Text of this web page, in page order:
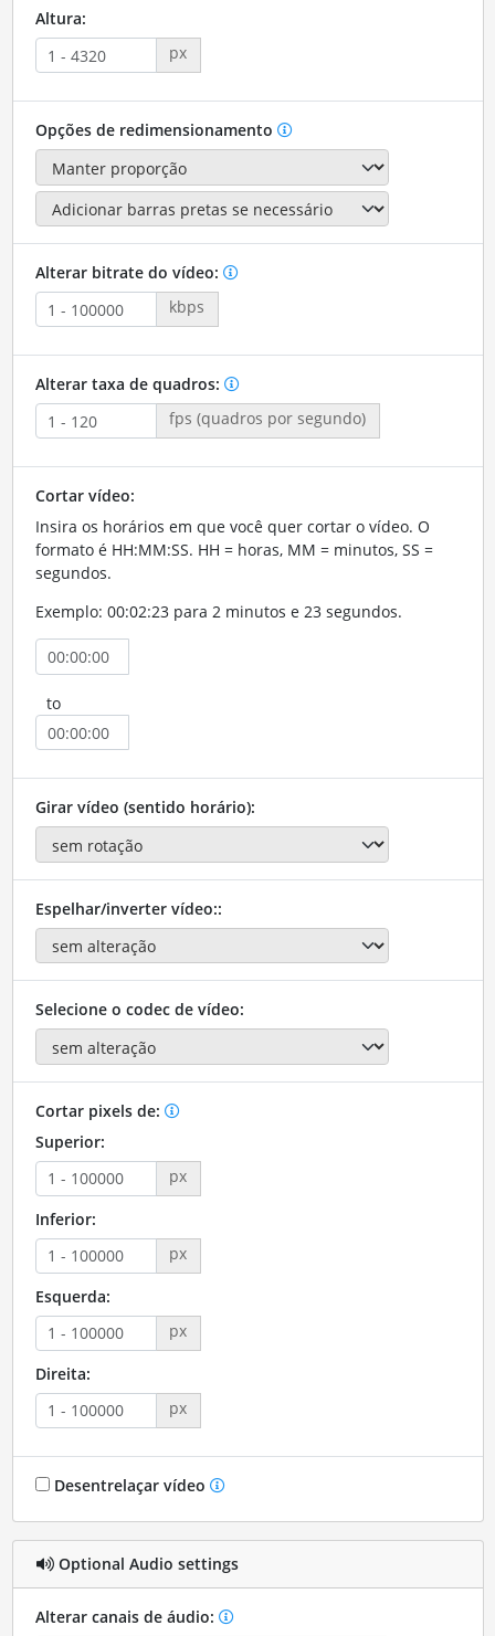
Altura:
px
Opções de redimensionamento
Alterar bitrate do vídeo:
kbps
Alterar taxa de quadros:
fps (quadros por segundo)
Cortar vídeo:
Insira os horários em que você quer cortar o vídeo. O
formato é HH:MM:SS. HH = horas, MM = minutos, SS =
segundos.
Exemplo: 00:02:23 para 2 minutos e 23 segundos.
to
Girar vídeo (sentido horário):
Espelhar/inverter vídeo::
Selecione o codec de vídeo:
Cortar pixels de:
Superior:
px
Inferior:
px
Esquerda:
px
Direita:
px
Desentrelaçar vídeo
Optional Audio settings
Alterar canais de áudio: